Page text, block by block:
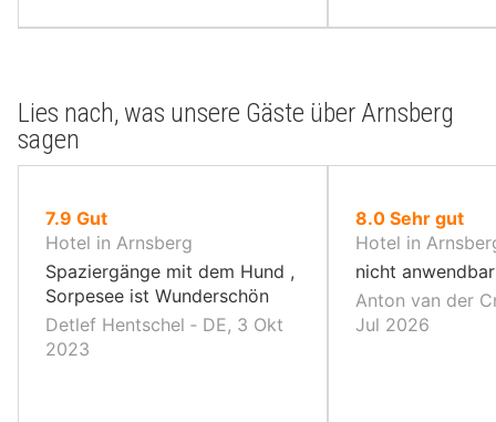
Lies nach, was unsere Gäste über Arnsberg
sagen
7.9 von
10,
Gut
Hotel in Arnsberg
Spaziergänge mit dem Hund ,
Sorpesee ist Wunderschön
Detlef Hentschel ‐ DE, 3 Okt
2023
8.0von
10,
Sehr gut
Hotel in
nicht anwendbar
Anton van der
Jul 2026